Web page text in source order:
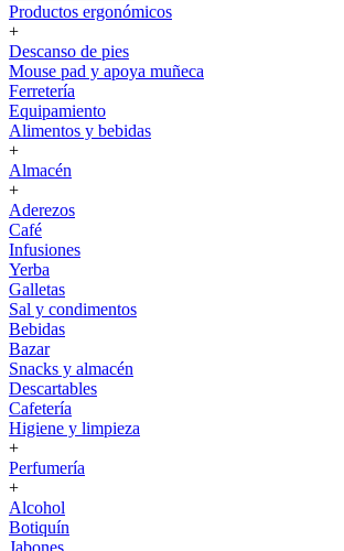
Productos ergonómicos
+
Descanso de pies
Mouse pad y apoya muñeca
Ferretería
Equipamiento
Alimentos y bebidas
+
Almacén
+
Aderezos
Café
Infusiones
Yerba
Galletas
Sal y condimentos
Bebidas
Bazar
Snacks y almacén
Descartables
Cafetería
Higiene y limpieza
+
Perfumería
+
Alcohol
Botiquín
Jabones